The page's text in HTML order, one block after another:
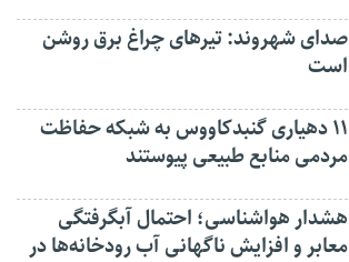
صدای شهروند: تیرهای چراغ برق روشن
است
۱۱ دهیاری گنبدکاووس به شبکه حفاظت
مردمی منابع طبیعی پیوستند
هشدار هواشناسی؛ احتمال آبگرفتگی
معابر و افزایش ناگهانی آب رودخانه‌ها در